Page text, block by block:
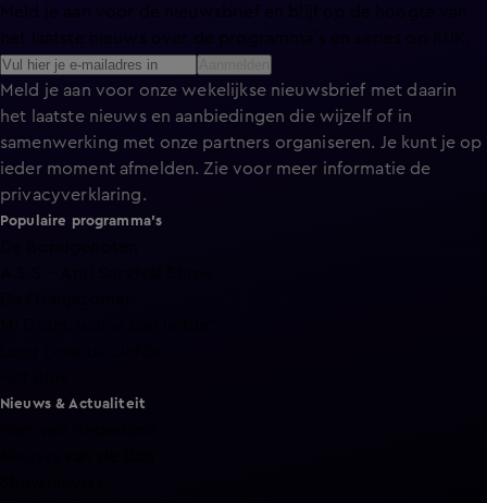
Meld je aan voor onze wekelijkse nieuwsbrief met daarin
het laatste nieuws en aanbiedingen die wijzelf of in
samenwerking met onze partners organiseren. Je kunt je op
ieder moment afmelden. Zie voor meer informatie de
privacyverklaring.
Populaire programma's
Nieuws & Actualiteit